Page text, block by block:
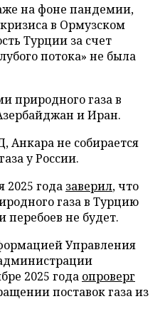
на фоне пандемии,
в Ормузском
Турции за счет
потока» не была
природного газа в
и Иран.
Анкара не собирается
у России.
2025 года заверил, что
газа в Турцию
не будет.
Управления
2025 года опроверг
поставок газа из